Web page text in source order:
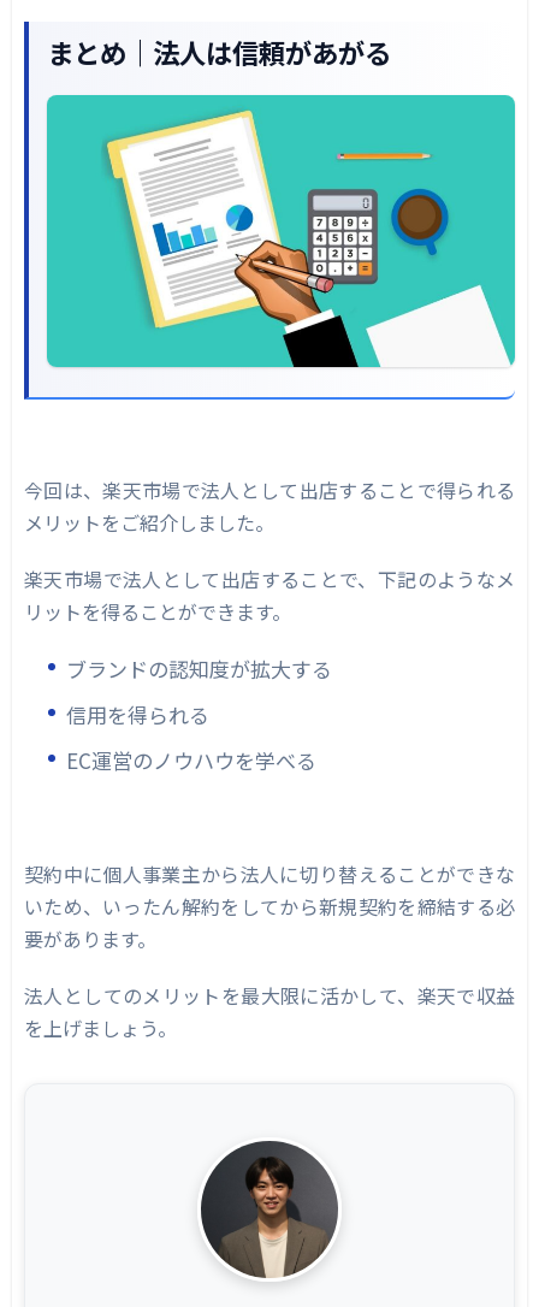
まとめ｜法人は信頼があがる
今回は、楽天市場で法人として出店することで得られる
メリットをご紹介しました。
楽天市場で法人として出店することで、下記のようなメ
リットを得ることができます。
ブランドの認知度が拡大する
信用を得られる
EC運営のノウハウを学べる
契約中に個人事業主から法人に切り替えることができな
いため、いったん解約をしてから新規契約を締結する必
要があります。
法人としてのメリットを最大限に活かして、楽天で収益
を上げましょう。